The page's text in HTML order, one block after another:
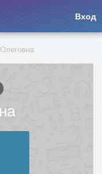
Вход